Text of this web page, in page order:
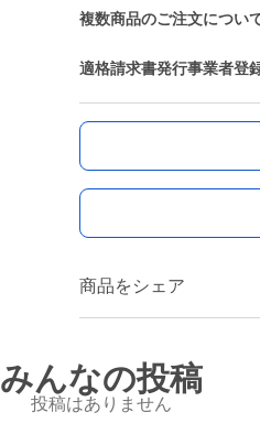
複数商品のご注文につい
適格請求書発行事業者登
商品をシェア
みんなの投稿
投稿はありません